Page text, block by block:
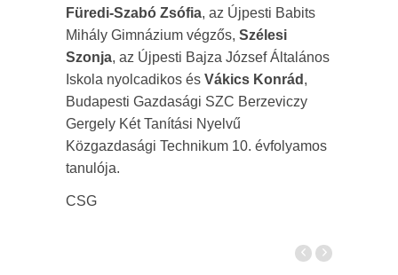
Füredi-Szabó Zsófia, az Újpesti Babits
Mihály Gimnázium végzős, Szélesi
Szonja, az Újpesti Bajza József Általános
Iskola nyolcadikos és Vákics Konrád ,
Budapesti Gazdasági SZC Berzeviczy
Gergely Két Tanítási Nyelvű
Közgazdasági Technikum 10. évfolyamos
tanulója.
CSG